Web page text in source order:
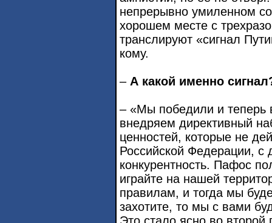
непрерывно умиленном
хорошем месте с
транслируют «сигнал
кому.
–А какой именно
– «Мы победили и теперь
внедряем директивный
ценностей, которые не
Российской Федерации, с
конкурентность. Пафос
играйте на нашей
правилам, и тогда мы
захотите, то мы с вами